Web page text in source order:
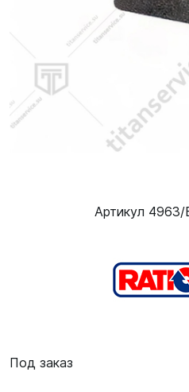
Артикул 4963/
Под заказ